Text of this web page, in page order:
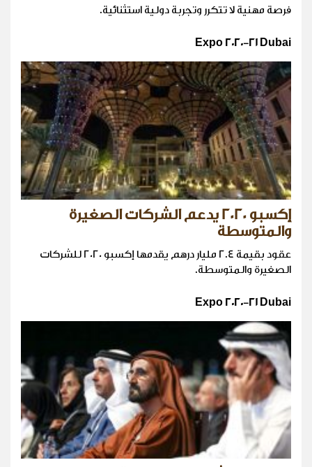
فرصة مهنية لا تتكرر وتجربة دولية استثنائية.
Expo 2020-21 Dubai
إكسبو 2020 يدعم الشركات الصغيرة
والمتوسطة
عقود بقيمة 2.4 مليار درهم يقدمها إكسبو 2020 للشركات
الصغيرة والمتوسطة.
Expo 2020-21 Dubai